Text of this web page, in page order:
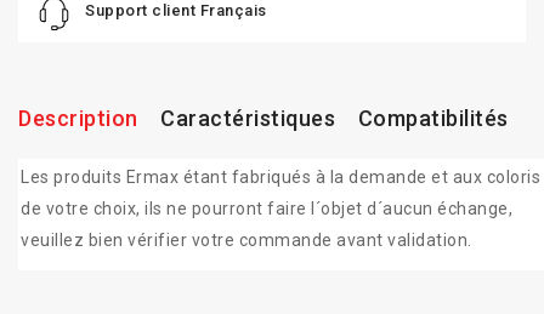
Support client Français
Description Caractéristiques Compatibilités
Les produits Ermax étant fabriqués à la demande et aux coloris
de votre choix, ils ne pourront faire l´objet d´aucun échange,
veuillez bien vérifier votre commande avant validation.